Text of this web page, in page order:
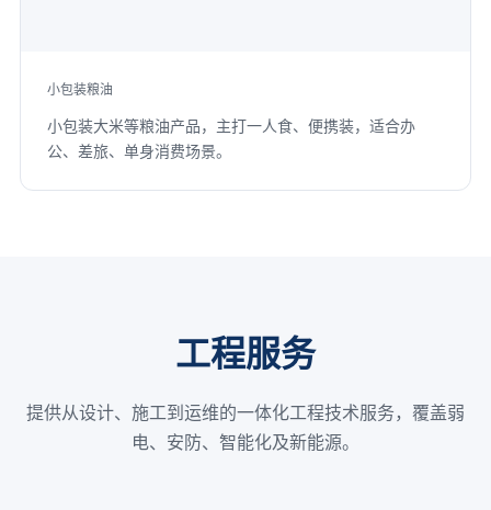
小包装粮油
小包装大米等粮油产品，主打一人食、便携装，适合办
公、差旅、单身消费场景。
工程服务
提供从设计、施工到运维的一体化工程技术服务，覆盖弱
电、安防、智能化及新能源。